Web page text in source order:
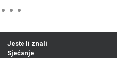
Jeste li znali
Sjećanje